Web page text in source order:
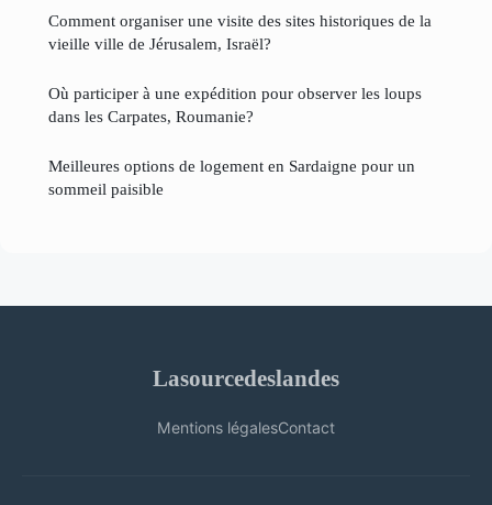
Comment organiser une visite des sites historiques de la
vieille ville de Jérusalem, Israël?
Où participer à une expédition pour observer les loups
dans les Carpates, Roumanie?
Meilleures options de logement en Sardaigne pour un
sommeil paisible
Lasourcedeslandes
Mentions légalesContact